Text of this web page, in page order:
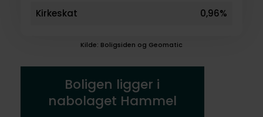
Kirkeskat
0,96%
Kilde: Boligsiden og Geomatic
Boligen ligger i
nabolaget Hammel